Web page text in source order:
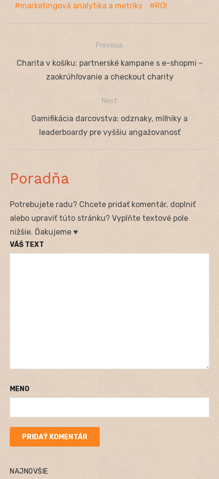
marketingová analytika a metriky
ROI
Navigácia
Previous
Previous
Charita v košíku: partnerské kampane s e-shopmi –
zaokrúhľovanie a checkout charity
Next
NextGamifikácia darcovstva: odznaky, míľniky a
leaderboardy pre vyššiu angažovanosť
Poradňa
Potrebujete radu? Chcete pridať komentár, doplniť
alebo upraviť túto stránku? Vyplňte textové pole
nižšie. Ďakujeme ♥
VÁŠ TEXT
MENO
NAJNOVŠIE